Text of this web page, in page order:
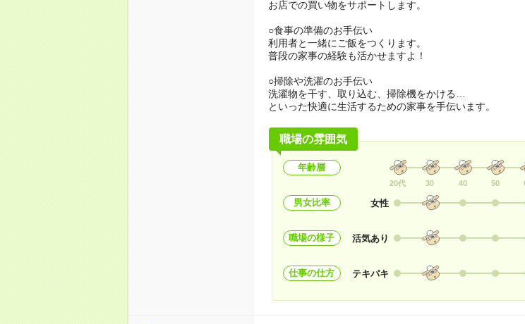
お店での買い物をサポートします。
○食事の準備のお手伝い
利用者と一緒にご飯をつくります。
普段の家事の経験も活かせますよ！
○掃除や洗濯のお手伝い
洗濯物を干す、取り込む、掃除機をかける…
といった快適に生活するための家事を手伝います。
職場の雰囲気
年齢層
20代 30 40 50
男女比率 女性
職場の様子 活気あり
仕事の仕方 テキパキ